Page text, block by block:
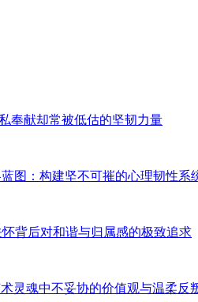
奉献却常被低估的坚韧力量
图：构建坚不可摧的心理韧性系
背后对和谐与归属感的极致追求
灵魂中不妥协的价值观与温柔反